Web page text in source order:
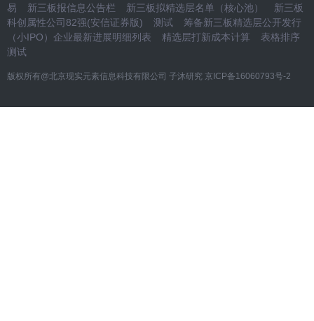
易
新三板报信息公告栏 新三板拟精选层名单（核心池）
新三板
科创属性公司82强(安信证券版)
测试
筹备新三板精选层公开发行
（小IPO）企业最新进展明细列表
精选层打新成本计算
表格排序
测试
版权所有@北京现实元素信息科技有限公司 子沐研究 京ICP备16060793号-2